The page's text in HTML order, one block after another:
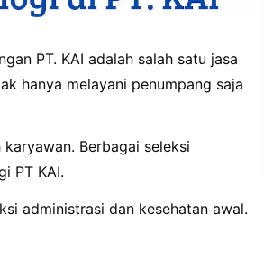
PT. KAI adalah salah satu jasa
hanya melayani penumpang saja
Berbagai seleksi
PT KAI.
administrasi dan kesehatan awal.